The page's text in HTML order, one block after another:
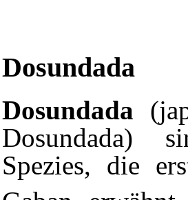
Dosundada
Dosundada
Dosundada)
Spezies, die